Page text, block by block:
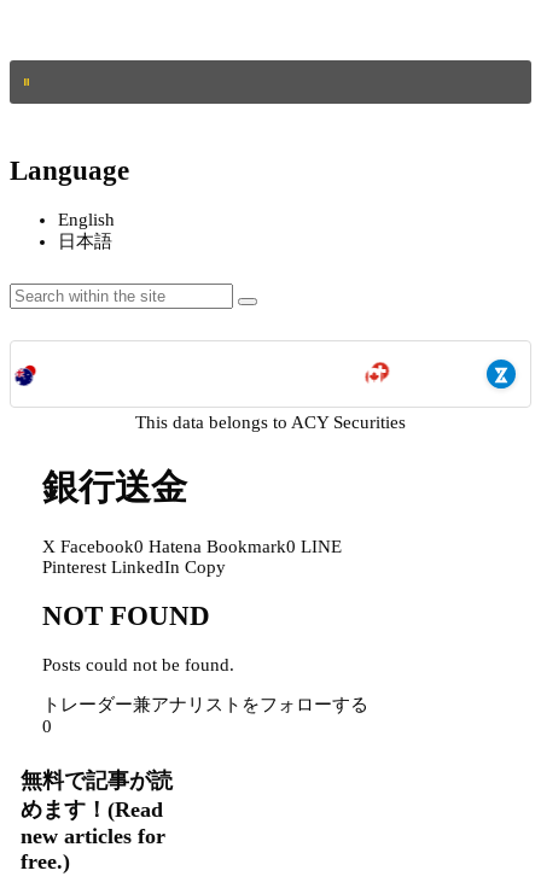
Language
English
日本語
This data belongs to ACY Securities
銀行送金
X Facebook0 Hatena Bookmark0 LINE
Pinterest LinkedIn Copy
NOT FOUND
Posts could not be found.
トレーダー兼アナリストをフォローする
0
無料で記事が読
めます！(Read
new articles for
free.)